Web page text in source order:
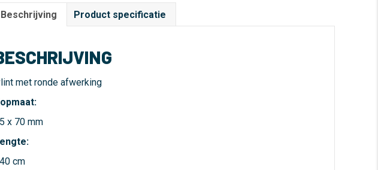
n
a
v
:
Beschrijving Product specificatie
met ronde afwerking
x 70 mm
cm